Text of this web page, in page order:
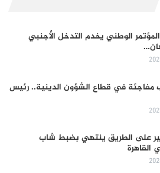
الوطني يخدم التدخل الأجنبي
مفاجئة في قطاع الشؤون الدينية.. رئيس
على الطريق ينتهي بضبط شاب